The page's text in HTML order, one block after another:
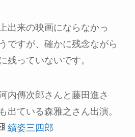
出来の映画にならなかっ
ですが、確かに残念ながら
残っていないです。
内傳次郎さんと藤田進さ
出ている森雅之さん出演。
續姿三四郎